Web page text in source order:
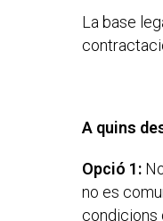
La base
A quins
Opció 1:
no es
condicions